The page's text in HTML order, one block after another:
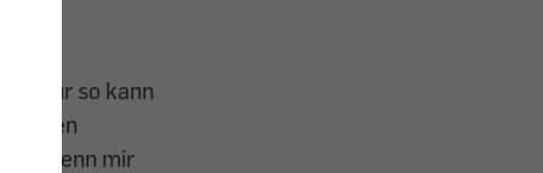
nur so kann
wenn mir